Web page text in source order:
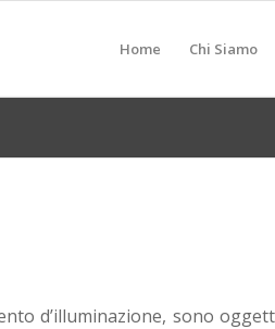
Home Chi Siamo
d’illuminazione, sono